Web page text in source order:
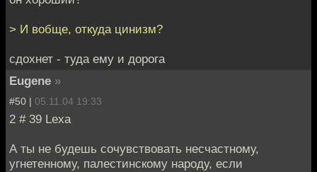
> И вобще, откуда цинизм?
сдохнет - туда ему и дорога
Eugene »
#50 | 05.11.04 19:33
2 # 39 Lexa
А ты не будешь сочувствовать несчастному,
угнетенному, палестинскому народу, если